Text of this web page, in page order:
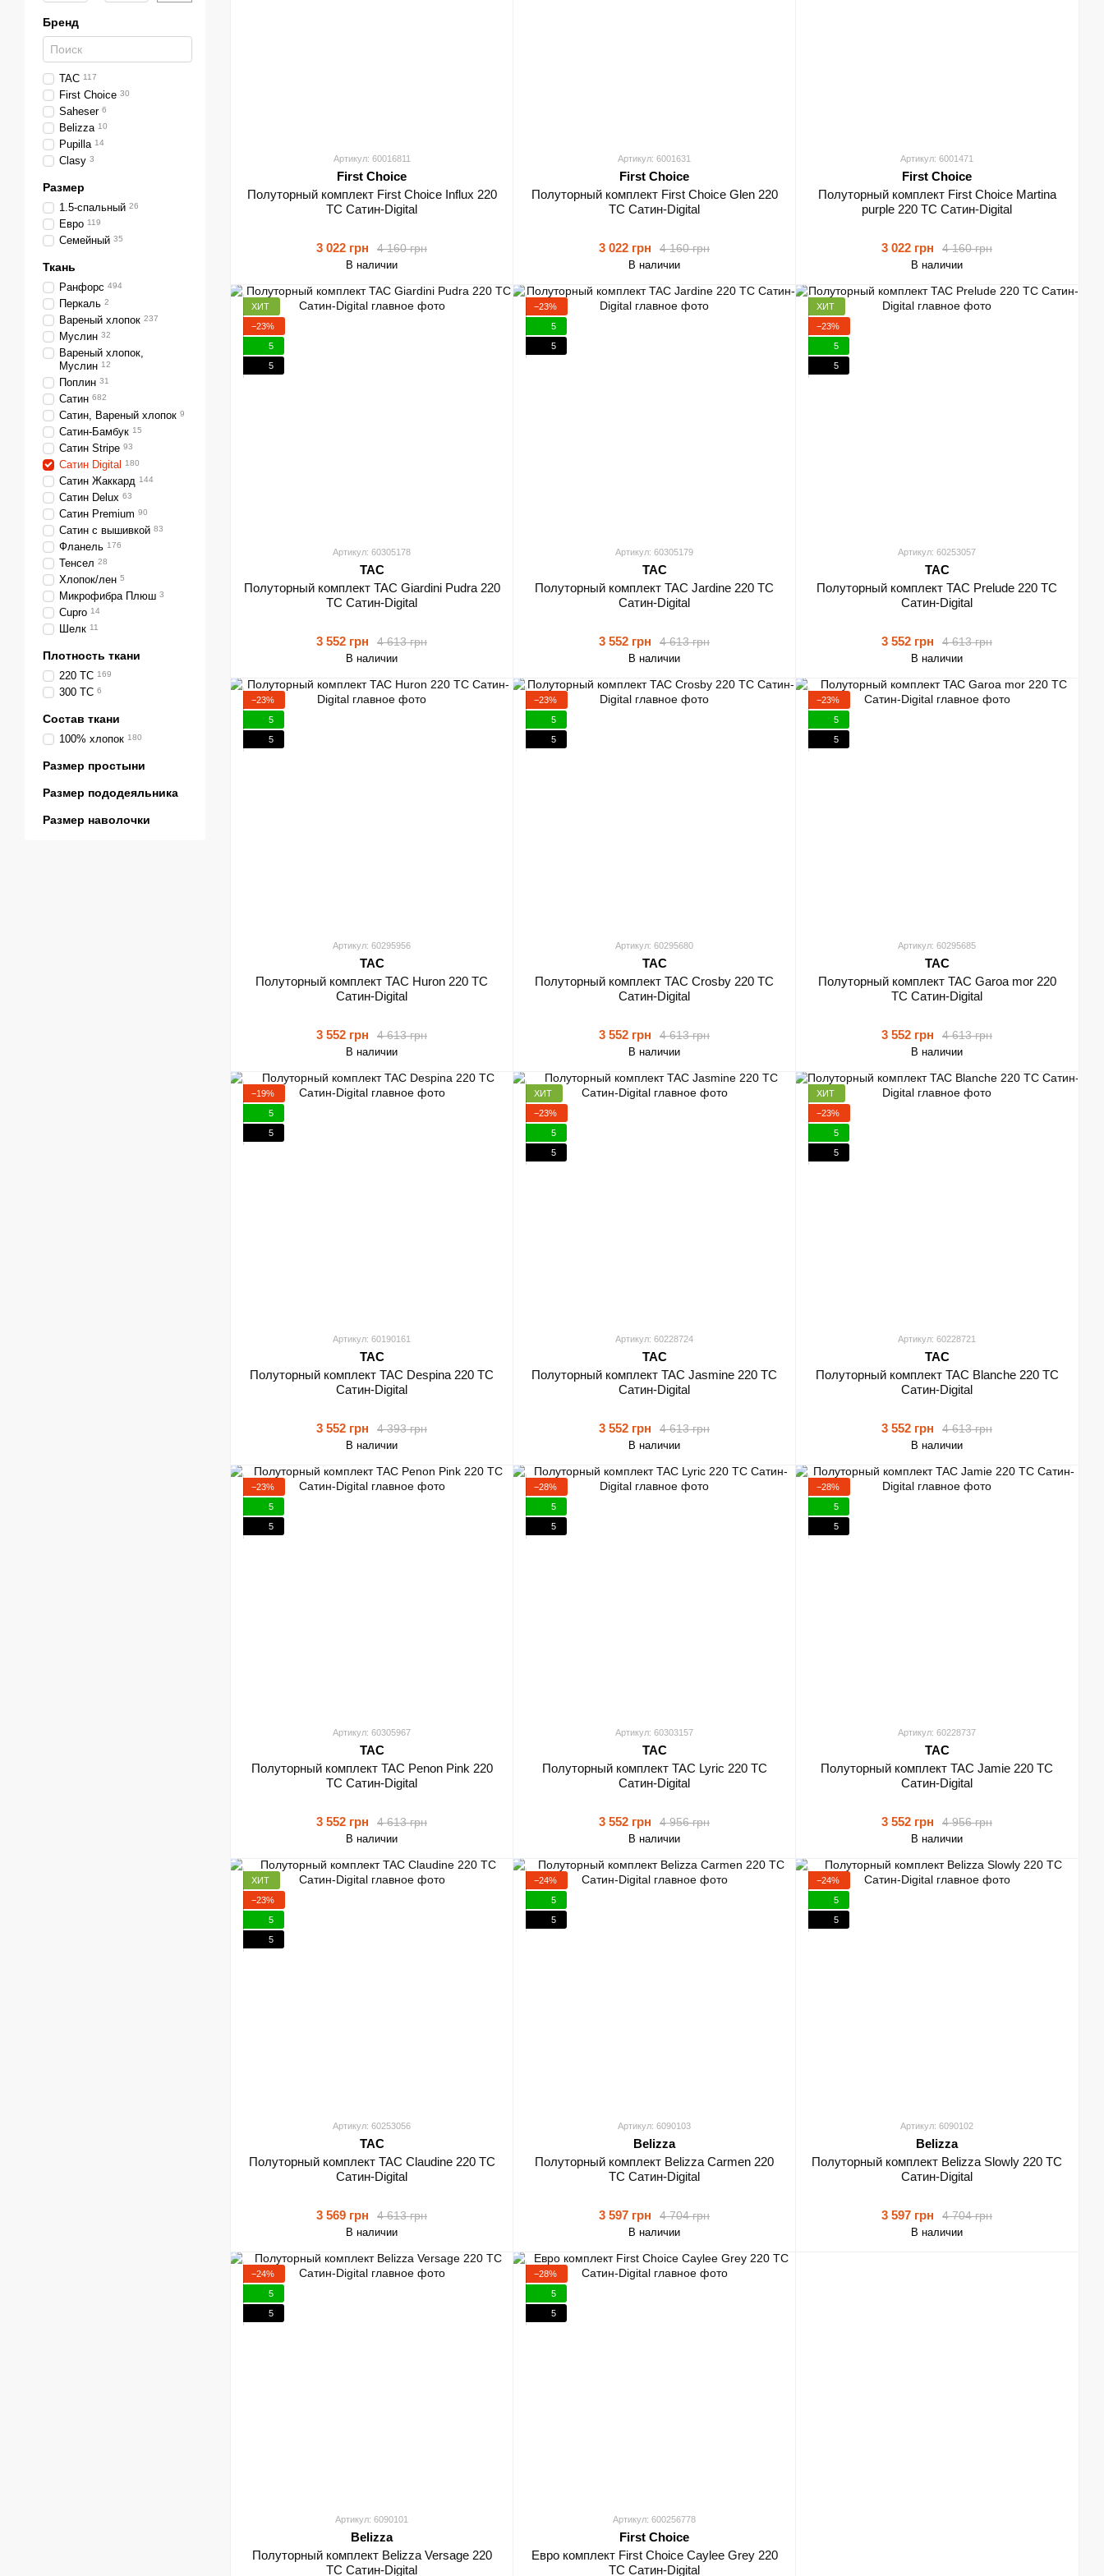
Артикул: 60016811
First Choice
Полуторный комплект First Choice Influx 220
ТС Сатин-Digital
4 160 грн
3 022 грн
В наличии
Артикул: 6001631
First Choice
Полуторный комплект First Choice Glen 220
ТС Сатин-Digital
4 160 грн
3 022 грн
В наличии
Артикул: 6001471
First Choice
Полуторный комплект First Choice Martina
purple 220 ТС Сатин-Digital
4 160 грн
3 022 грн
В наличии
ХИТ
−23%
5
5
Артикул: 60305178
TAC
Полуторный комплект TAC Giardini Pudra 220
ТС Сатин-Digital
4 613 грн
3 552 грн
В наличии
−23%
5
5
Артикул: 60305179
TAC
Полуторный комплект TAC Jardine 220 ТС
Сатин-Digital
4 613 грн
3 552 грн
В наличии
ХИТ
−23%
5
5
Артикул: 60253057
TAC
Полуторный комплект TAC Prelude 220 ТС
Сатин-Digital
4 613 грн
3 552 грн
В наличии
−23%
5
5
Артикул: 60295956
TAC
Полуторный комплект TAC Huron 220 ТС
Сатин-Digital
4 613 грн
3 552 грн
В наличии
−23%
5
5
Артикул: 60295680
TAC
Полуторный комплект TAC Crosby 220 TC
Сатин-Digital
4 613 грн
3 552 грн
В наличии
−23%
5
5
Артикул: 60295685
TAC
Полуторный комплект TAC Garoa mor 220
ТС Сатин-Digital
4 613 грн
3 552 грн
В наличии
−19%
5
5
Артикул: 60190161
TAC
Полуторный комплект TAC Despina 220 ТС
Сатин-Digital
4 393 грн
3 552 грн
В наличии
ХИТ
−23%
5
5
Артикул: 60228724
TAC
Полуторный комплект TAC Jasmine 220 ТС
Сатин-Digital
4 613 грн
3 552 грн
В наличии
ХИТ
−23%
5
5
Артикул: 60228721
TAC
Полуторный комплект TAC Blanche 220 ТС
Сатин-Digital
4 613 грн
3 552 грн
В наличии
−23%
5
5
Артикул: 60305967
TAC
Полуторный комплект TAC Penon Pink 220
ТС Сатин-Digital
4 613 грн
3 552 грн
В наличии
−28%
5
5
Артикул: 60303157
TAC
Полуторный комплект TAC Lyric 220 TC
Сатин-Digital
4 956 грн
3 552 грн
В наличии
−28%
5
5
Артикул: 60228737
TAC
Полуторный комплект TAC Jamie 220 TC
Сатин-Digital
4 956 грн
3 552 грн
В наличии
ХИТ
−23%
5
5
Артикул: 60253056
TAC
Полуторный комплект TAC Claudine 220 ТС
Сатин-Digital
4 613 грн
3 569 грн
В наличии
−24%
5
5
Артикул: 6090103
Belizza
Полуторный комплект Belizza Carmen 220
TC Сатин-Digital
4 704 грн
3 597 грн
В наличии
−24%
5
5
Артикул: 6090102
Belizza
Полуторный комплект Belizza Slowly 220 TC
Сатин-Digital
4 704 грн
3 597 грн
В наличии
−24%
5
5
Артикул: 6090101
Belizza
Полуторный комплект Belizza Versage 220
TC Сатин-Digital
−28%
5
5
Артикул: 600256778
First Choice
Евро комплект First Choice Caylee Grey 220
TC Сатин-Digital
Бренд
TAC 117
First Choice 30
Saheser 6
Belizza 10
Pupilla 14
Clasy 3
Размер
1.5-спальный 26
Евро 119
Семейный 35
Ткань
Ранфорс 494
Перкаль 2
Вареный хлопок 237
Муслин 32
Вареный хлопок,
Муслин 12
Поплин 31
Сатин 682
Сатин, Вареный хлопок 9
Сатин-Бамбук 15
Сатин Stripe 93
Сатин Digital 180
Сатин Жаккард 144
Сатин Delux 63
Сатин Premium 90
Сатин с вышивкой 83
Фланель 176
Тенсел 28
Хлопок/лен 5
Микрофибра Плюш 3
Cupro 14
Шелк 11
Плотность ткани
220 TC 169
300 TC 6
Состав ткани
100% хлопок 180
Размер простыни
Размер пододеяльника
Размер наволочки